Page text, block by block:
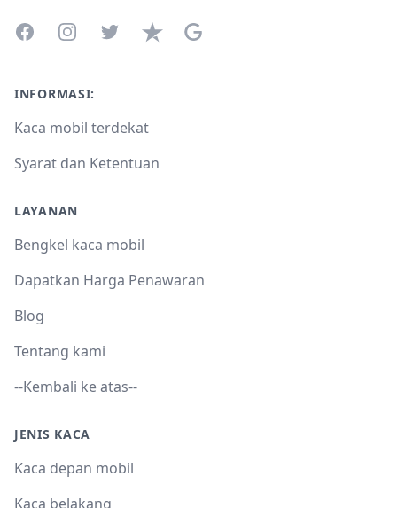
FacebookInstagramTwitterTrustpilotGoogle Business Profile
INFORMASI:
Kaca mobil terdekat
Syarat dan Ketentuan
LAYANAN
Bengkel kaca mobil
Dapatkan Harga Penawaran
Blog
Tentang kami
--Kembali ke atas--
JENIS KACA
Kaca depan mobil
Kaca belakang